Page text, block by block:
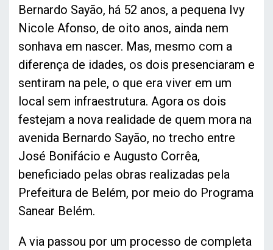
Bernardo Sayão, há 52 anos, a pequena Ivy
Nicole Afonso, de oito anos, ainda nem
sonhava em nascer. Mas, mesmo com a
diferença de idades, os dois presenciaram e
sentiram na pele, o que era viver em um
local sem infraestrutura. Agora os dois
festejam a nova realidade de quem mora na
avenida Bernardo Sayão, no trecho entre
José Bonifácio e Augusto Corrêa,
beneficiado pelas obras realizadas pela
Prefeitura de Belém, por meio do Programa
Sanear Belém.
A via passou por um processo de completa